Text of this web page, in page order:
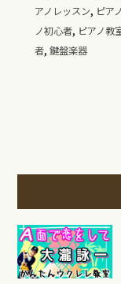
アノレッスン, ピア
ノ初心者, ピアノ教
者, 鍵盤楽器